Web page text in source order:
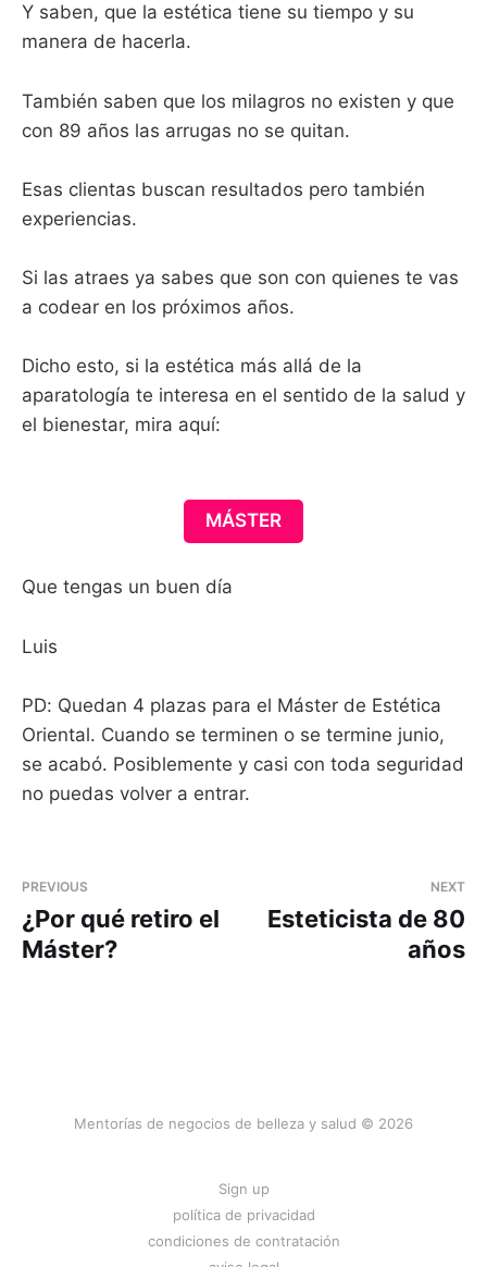
Y saben, que la estética tiene su tiempo y su
manera de hacerla.
También saben que los milagros no existen y que
con 89 años las arrugas no se quitan.
Esas clientas buscan resultados pero también
experiencias.
Si las atraes ya sabes que son con quienes te vas
a codear en los próximos años.
Dicho esto, si la estética más allá de la
aparatología te interesa en el sentido de la salud y
el bienestar, mira aquí:
MÁSTER
Que tengas un buen día
Luis
PD: Quedan 4 plazas para el Máster de Estética
Oriental. Cuando se terminen o se termine junio,
se acabó. Posiblemente y casi con toda seguridad
no puedas volver a entrar.
PREVIOUS
¿Por qué retiro el
Máster?
NEXT
Esteticista de 80
años
Mentorías de negocios de belleza y salud © 2026
Sign up
política de privacidad
condiciones de contratación